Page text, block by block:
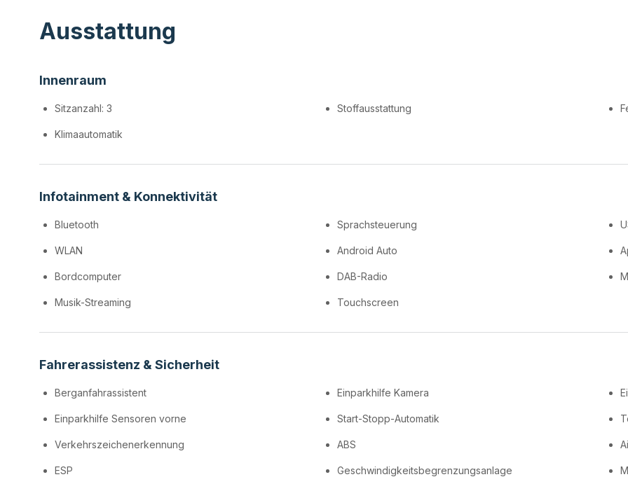
Ausstattung
Innenraum
Sitzanzahl: 3 Stoffausstattung
Klimaautomatik
Infotainment & Konnektivität
Bluetooth Sprachsteuerung
WLAN Android Auto
Bordcomputer DAB-Radio
Musik-Streaming Touchscreen
Fahrerassistenz & Sicherheit
Berganfahrassistent Einparkhilfe Kamera
Einparkhilfe Sensoren vorne Start-Stopp-Automatik
Verkehrszeichenerkennung ABS
ESP Geschwindigkeitsbegrenzungsanlage